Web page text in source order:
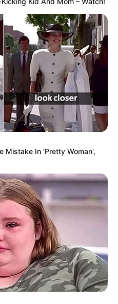
Mistake In 'Pretty Woman',